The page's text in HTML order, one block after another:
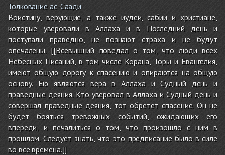
Толкование ас-Саади
Воистину, верующие, а также иудеи, сабии и христиане,
которые уверовали в Аллаха и в Последний день и
поступали праведно, не познают страха и не будут
опечалены. [[Всевышний поведал о том, что люди всех
Небесных Писаний, в том числе Корана, Торы и Евангелия,
имеют общую дорогу к спасению и опираются на общую
основу. Ею являются вера в Аллаха и Судный день и
праведные деяния. Кто уверовал в Аллаха и Судный день и
совершал праведные деяния, тот обретет спасение. Он не
будет бояться тревожных событий, ожидающих его
впереди, и печалиться о том, что произошло с ним в
прошлом. Следует знать, что это предписание было в силе
во все времена.]]